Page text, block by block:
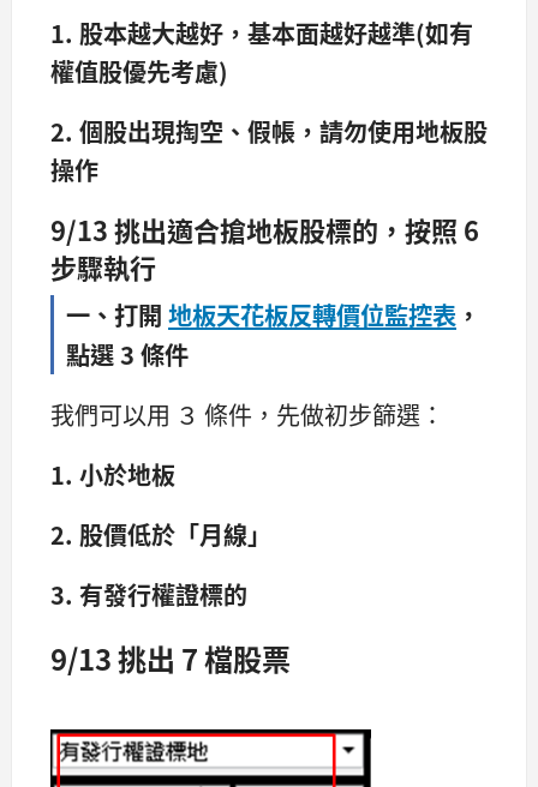
1. 股本越大越好，基本面越好越準(如有
權值股優先考慮)
2. 個股出現掏空、假帳，請勿使用地板股
操作
9/13 挑出適合搶地板股標的，按照 6
步驟執行
一、打開 地板天花板反轉價位監控表 ，
點選 3 條件
我們可以用 ３ 條件，先做初步篩選：
1. 小於地板
2. 股價低於「月線」
3. 有發行權證標的
9/13 挑出 7 檔股票